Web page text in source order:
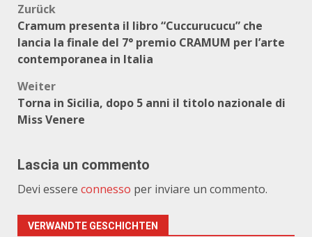
Beitragsnavigation
Zurück
Cramum presenta il libro “Cuccurucucu” che
lancia la finale del 7° premio CRAMUM per l’arte
contemporanea in Italia
Weiter
Torna in Sicilia, dopo 5 anni il titolo nazionale di
Miss Venere
Lascia un commento
Devi essere connesso per inviare un commento.
VERWANDTE GESCHICHTEN